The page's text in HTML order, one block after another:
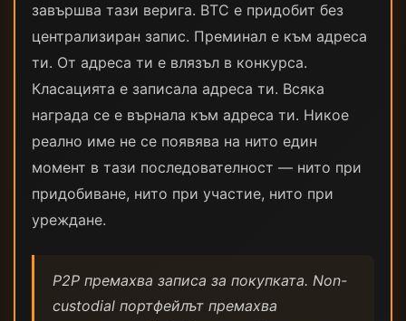
завършва тази верига. BTC е придобит без
централизиран запис. Преминал е към адреса
ти. От адреса ти е влязъл в конкурса.
Класацията е записала адреса ти. Всяка
награда се е върнала към адреса ти. Никое
реално име не се появява на нито един
момент в тази последователност — нито при
придобиване, нито при участие, нито при
уреждане.
P2P премахва записа за покупката. Non-
custodial портфейлът премахва